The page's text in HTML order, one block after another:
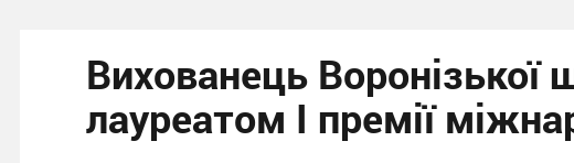
Вихованець
лауреатом І премії